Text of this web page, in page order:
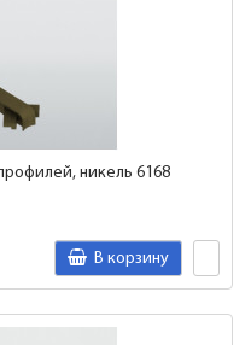
никель 6168
В корзину